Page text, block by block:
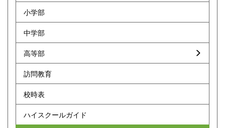
小学部
中学部
高等部
訪問教育
校時表
ハイスクールガイド